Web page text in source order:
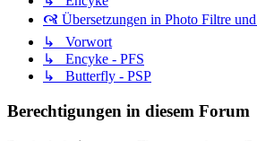
🙧 Übersetzungen in Photo Filtre
↳ Vorwort
↳ Encyke - PFS
↳ Butterfly - PSP
Berechtigungen in diesem Forum